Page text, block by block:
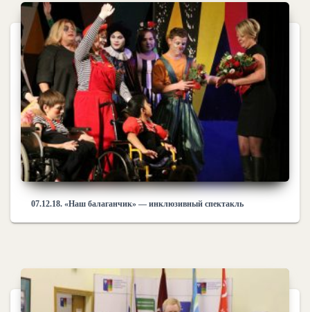
07.12.18. «Наш балаганчик» — инклюзивный спектакль